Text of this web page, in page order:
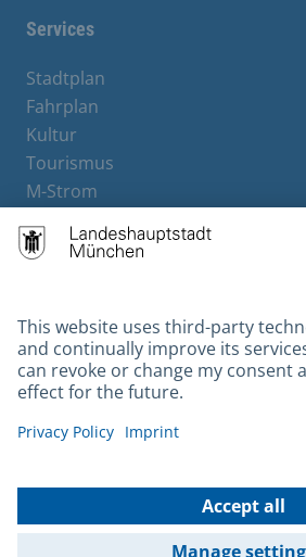
Services
Stadtplan
Fahrplan
Kultur
Tourismus
M-Strom
Hotels
Contact
Barrierefreiheit
Leichte Sprache
Gebärdensprache
Kontakt